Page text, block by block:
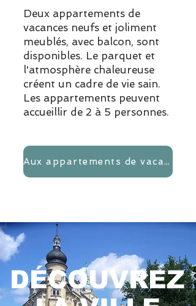
Deux appartements de
vacances neufs et joliment
meublés, avec balcon, sont
disponibles. Le parquet et
l'atmosphère chaleureuse
créent un cadre de vie sain.
Les appartements peuvent
accueillir de 2 à 5 personnes.
Aux appartements de vacances
DÉCOUVREZ